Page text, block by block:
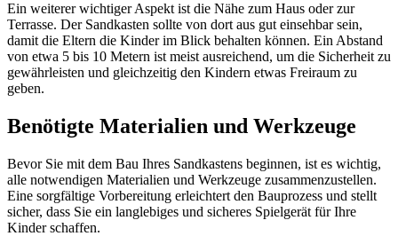
Ein weiterer wichtiger Aspekt ist die Nähe zum Haus oder zur
Terrasse. Der Sandkasten sollte von dort aus gut einsehbar sein,
damit die Eltern die Kinder im Blick behalten können. Ein Abstand
von etwa 5 bis 10 Metern ist meist ausreichend, um die Sicherheit zu
gewährleisten und gleichzeitig den Kindern etwas Freiraum zu
geben.
Benötigte Materialien und Werkzeuge
Bevor Sie mit dem Bau Ihres Sandkastens beginnen, ist es wichtig,
alle notwendigen Materialien und Werkzeuge zusammenzustellen.
Eine sorgfältige Vorbereitung erleichtert den Bauprozess und stellt
sicher, dass Sie ein langlebiges und sicheres Spielgerät für Ihre
Kinder schaffen.